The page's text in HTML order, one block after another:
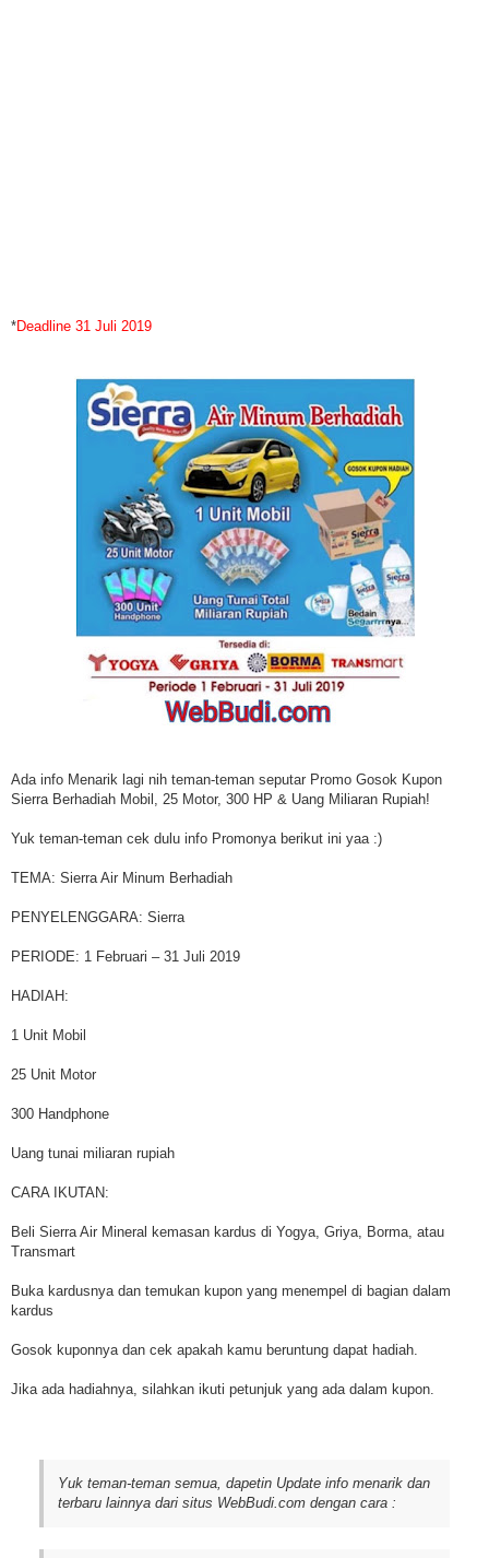
*Deadline 31 Juli 2019
Ada info Menarik lagi nih teman-teman seputar Promo Gosok Kupon
Sierra Berhadiah Mobil, 25 Motor, 300 HP & Uang Miliaran Rupiah!
Yuk teman-teman cek dulu info Promonya berikut ini yaa :)
TEMA: Sierra Air Minum Berhadiah
PENYELENGGARA: Sierra
PERIODE: 1 Februari – 31 Juli 2019
HADIAH:
1 Unit Mobil
25 Unit Motor
300 Handphone
Uang tunai miliaran rupiah
CARA IKUTAN:
Beli Sierra Air Mineral kemasan kardus di Yogya, Griya, Borma, atau
Transmart
Buka kardusnya dan temukan kupon yang menempel di bagian dalam
kardus
Gosok kuponnya dan cek apakah kamu beruntung dapat hadiah.
Jika ada hadiahnya, silahkan ikuti petunjuk yang ada dalam kupon.
Yuk teman-teman semua, dapetin Update info menarik dan
terbaru lainnya dari situs WebBudi.com dengan cara :